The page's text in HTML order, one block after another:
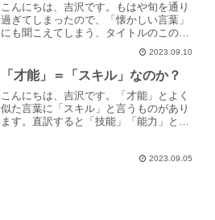
こんにちは、吉沢です。もはや旬を通り
過ぎてしまったので、「懐かしい言葉」
にも聞こえてしまう、タイトルのこのフ
レーズ。ご存じ、才能の塊として何度も
例に挙げさせてもらっている大谷翔平く
んの言葉です。知らない人のために念の
ため。このフレーズは、W...
2023.09.10
「才能」＝「スキル」なのか？
こんにちは、吉沢です。「才能」とよく
似た言葉に「スキル」と言うものがあり
ます。直訳すると「技能」「能力」とい
ころでいうと、資格だったりとか、仕事
2023.09.05